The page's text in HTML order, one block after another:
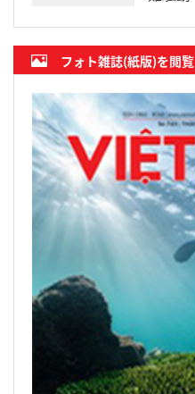
フォト雑誌(紙版)を閲覧